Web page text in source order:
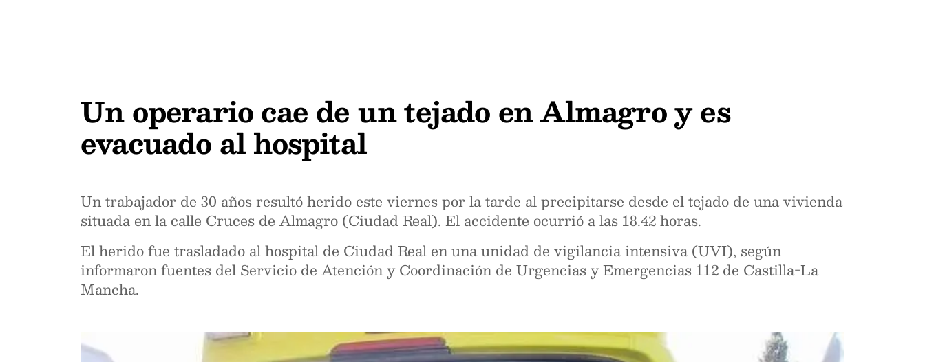
Un operario cae de un tejado en Almagro y es
evacuado al hospital
Un trabajador de 30 años resultó herido este viernes por la tarde al precipitarse desde el tejado de una vivienda
situada en la calle Cruces de Almagro (Ciudad Real). El accidente ocurrió a las 18.42 horas.
El herido fue trasladado al hospital de Ciudad Real en una unidad de vigilancia intensiva (UVI), según
informaron fuentes del Servicio de Atención y Coordinación de Urgencias y Emergencias 112 de Castilla-La
Mancha.